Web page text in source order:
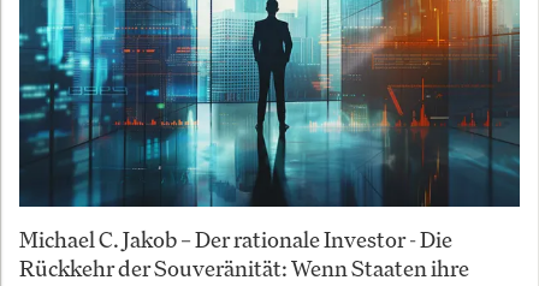
Michael C. Jakob – Der rationale Investor - Die
Rückkehr der Souveränität: Wenn Staaten ihre